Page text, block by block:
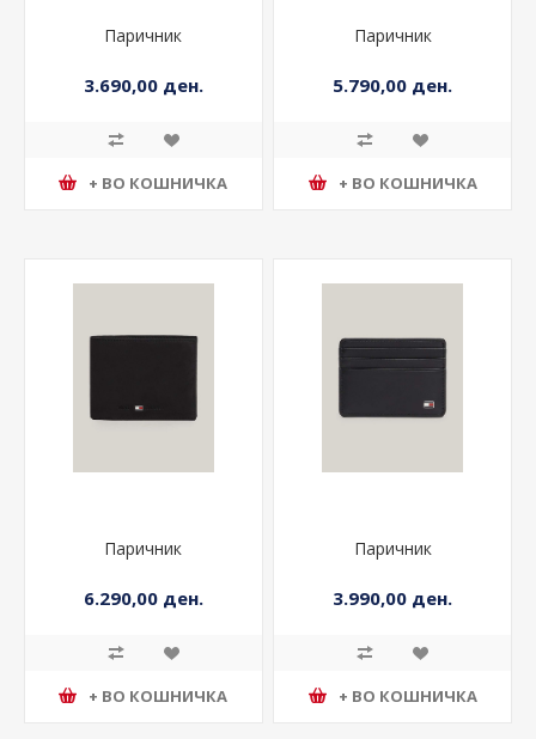
Паричник
3.690,00 ден.
+ ВО КОШНИЧКА
Паричник
5.790,00 ден.
+ ВО КОШНИЧКА
Паричник
6.290,00 ден.
+ ВО КОШНИЧКА
Паричник
3.990,00 ден.
+ ВО КОШНИЧКА